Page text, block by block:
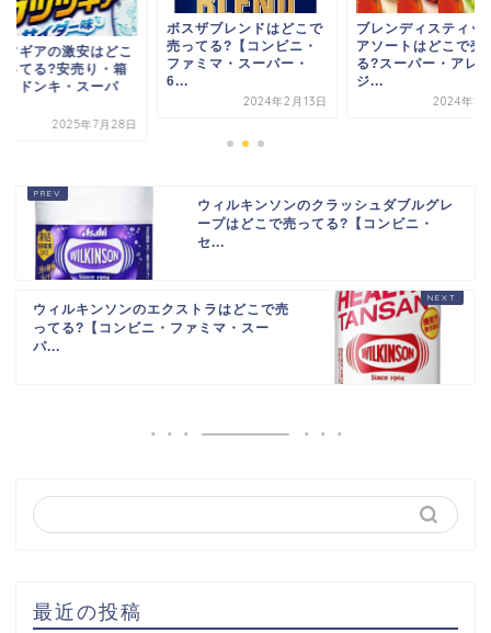
ツギアの激安はどこ
ってる?安売り・箱
・ドンキ・スーパ
2025年7月28日
ボスザブレンドはどこで
売ってる?【コンビニ・
ファミマ・スーパー・
6...
2024年2月13日
ブレンディスティッ
アソートはどこで売
る?スーパー・アレ
ジ...
2024年12
ウィルキンソンのクラッシュダブルグレ
ープはどこで売ってる?【コンビニ・
セ...
ウィルキンソンのエクストラはどこで売
ってる?【コンビニ・ファミマ・スー
パ...
最近の投稿